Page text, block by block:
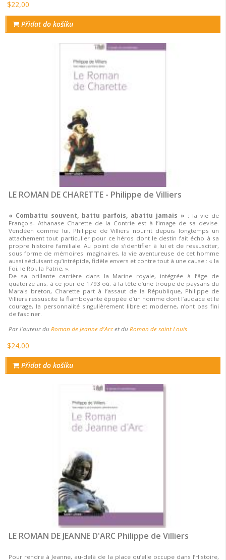
$22,00
Přidat do košíku
LE ROMAN DE CHARETTE - Philippe de Villiers
« Combattu souvent, battu parfois, abattu jamais » : la vie de
François- Athanase Charette de la Contrie est à l’image de sa devise.
Vendéen comme lui, Philippe de Villiers nourrit depuis longtemps un
attachement tout particulier pour ce héros dont le destin fait écho à sa
propre histoire familiale. Au point de s’identifier à lui et de ressusciter,
sous forme de mémoires imaginaires, la vie aventureuse de cet homme
aussi séduisant qu’intrépide, fidèle envers et contre tout à une cause : « la
Foi, le Roi, la Patrie, ».
De sa brillante carrière dans la Marine royale, intégrée à l’âge de
quatorze ans, à ce jour de 1793 où, à la tête d’une troupe de paysans du
Marais breton, Charette part à l’assaut de la République, Philippe de
Villiers ressuscite la flamboyante épopée d’un homme dont l’audace et le
courage, la personnalité singulièrement libre et moderne, n’ont pas fini
de fasciner.
Par l'auteur du Roman de Jeanne d'Arcet du Roman de saint Louis
$24,00
Přidat do košíku
LE ROMAN DE JEANNE D'ARC Philippe de Villiers
Pour rendre à Jeanne, au-delà de la place qu’elle occupe dans l’Histoire,